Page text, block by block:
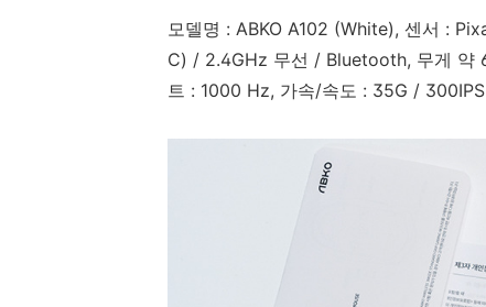
모델명 : ABKO A102 (White), 센서 :
C) / 2.4GHz 무선 / Bluetooth, 무게 약
트 : 1000 Hz, 가속/속도 : 35G /